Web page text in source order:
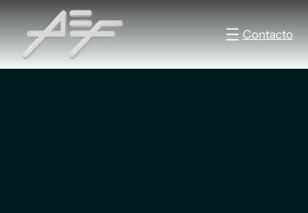
Contacto